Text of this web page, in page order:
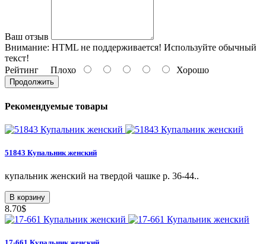
Ваш отзыв
Внимание: HTML не поддерживается! Используйте обычный
текст!
Рейтинг Плохо Хорошо
Продолжить
Рекомендуемые товары
51843 Купальник женский
купальник женский на твердой чашке р. 36-44..
В корзину
8.70$